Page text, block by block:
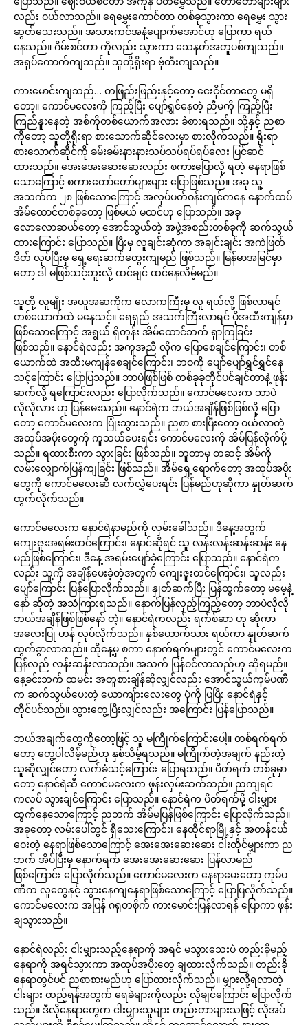
လည်း ဝယ်လာသည်။ ရေမွှေးကောင်တာ တစ်ခုသွားကာ ရေမွှေး သွား
ဆွတ်သေးသည်။ အသားကင်အနံ့ပျောက်အောင်ဟု ပြောကာ ရယ်
နေသည်။ ဂိမ်းစင်တာ ကိုလည်း သွားကာ သေနတ်အတူပစ်ကျသည်။
အရုပ်ကောက်ကျသည်။ သူတို့ရိုးရာ ဗုံတီးကျသည်။
ကားမောင်းကျသည်… တဖြည်းဖြည်းနှင့်တော့ ငေးငိုင်တာတွေ မရှိ
တော့။ ကောင်မလေးကို ကြည့်ပြီး ပျော်ရွှင်နေတဲ့ ညီမကို ကြည့်ပြီး
ကြည်နူးနေတဲ့ အစ်ကိုတစ်ယောက်အလား ခံစားရသည်။ သို့နှင့် ညစာ
ကိုတော့ သူတို့ရိုးရာ စားသောက်ဆိုင်လေးမှာ စားလိုက်သည်။ ရိုးရာ
စားသောက်ဆိုင်ကို ခမ်းခမ်းနားနားသပ်သပ်ရပ်ရပ်လေး ပြင်ဆင်
ထားသည်။ အေးအေးဆေးဆေးလည်း စကားပြောလို့ ရတဲ့ နေရာဖြစ်
သောကြောင့် စကားတော်တော်များများ ပြောဖြစ်သည်။ အခု သူ့
အသက်က ၂၈ ဖြစ်သောကြောင့် အလုပ်ပတ်ဝန်းကျင်ကနေ နောက်ထပ်
အိမ်ထောင်တစ်ခုတော့ ဖြစ်မယ် မထင်ဟု ပြောသည်။ အခု
လောလောဆယ်တော့ အောင်သွယ်တဲ့ အဖွဲ့အစည်းတစ်ခုကို ဆက်သွယ်
ထားကြောင်း ပြောသည်။ ပြီးမှ လူချင်းဆုံကာ အချင်းချင်း အကဲဖြတ်
ဒိတ် လုပ်ပြီးမှ ရှေ့ရေးဆက်တွေးကျမည် ဖြစ်သည်။ မြန်မာအမြင်မှာ
တော့ ဒါ မဖြစ်သင့်ဘူးလို့ ထင်ချင် ထင်နေလိမ့်မည်။
သူတို့ လူမျိုး အယူအဆကိုက လောကကြီးမှ လူ ရယ်လို့ ဖြစ်လာရင်
တစ်ယောက်ထဲ မနေသင့်။ ရေရှည် အသက်ကြီးလာရင် ပိုအထီးကျန်မှာ
ဖြစ်သောကြောင့် အရွယ် ရှိတုန်း အိမ်ထောင်ဘက် ရှာကြခြင်း
ဖြစ်သည်။ နောင်ရဲလည်း အကူအညီ လိုက ပြောစေချင်ကြောင်း၊ တစ်
ယောက်ထဲ အထီးမကျန်စေချင်ကြောင်း၊ ဘဝကို ပျော်ပျော်ရွှင်ရွှင်နေ
သင့်ကြောင်း ပြောပြသည်။ ဘာပဲဖြစ်ဖြစ် တစ်ခုခုတိုင်ပင်ချင်တာနဲ့ ဖုန်း
ဆက်လို့ ရကြောင်းလည်း ပြောလိုက်သည်။ ကောင်မလေးက ဘာပဲ
လိုလိုလား ဟု ပြန်မေးသည်။ နောင်ရဲက ဘယ်အချိန်ဖြစ်ဖြစ်လို့ ပြော
တော့ ကောင်မလေးက ပြုံးသွားသည်။ ညစာ စားပြီးတော့ ဝယ်လာတဲ့
အထုပ်အပိုးတွေကို ကူသယ်ပေးရင်း ကောင်မလေးကို အိမ်ပြန်လိုက်ပို့
သည်။ ရထားစီးကာ သွားခြင်း ဖြစ်သည်။ ဘူတာမှ တဆင့် အိမ်ကို
လမ်းလျှောက်ပြန်ကျခြင်း ဖြစ်သည်။ အိမ်ရှေ့ရောက်တော့ အထုပ်အပိုး
တွေကို ကောင်မလေးဆီ လက်လွှဲပေးရင်း ပြန်မည်ဟုဆိုကာ နှုတ်ဆက်
ထွက်လိုက်သည်။
ကောင်မလေးက နောင်ရဲနာမည်ကို လှမ်းခေါ်သည်။ ဒီနေ့အတွက်
ကျေးဇူးအရမ်းတင်ကြောင်း၊ နောင်ဆိုရင် သူ လန်းလန်းဆန်းဆန်း နေ
မည်ဖြစ်ကြောင်း၊ ဒီနေ့ အရမ်းပျော်ခဲ့ကြောင်း ပြောသည်။ နောင်ရဲက
လည်း သူ့ကို အချိန်ပေးခဲ့တဲ့အတွက် ကျေးဇူးတင်ကြောင်း၊ သူလည်း
ပျော်ကြောင်း ပြန်ပြောလိုက်သည်။ နှုတ်ဆက်ပြီး ပြန်ထွက်တော့ မမေ့နဲ့
နော် ဆိုတဲ့ အသံကြားရသည်။ နောက်ပြန်လှည့်ကြည့်တော့ ဘာပဲလိုလို
ဘယ်အချိန်ဖြစ်ဖြစ်နော် တဲ့။ နောင်ရဲကလည်း ရက်စ်ဆာ ဟု ဆိုကာ
အလေးပြု ဟန် လုပ်လိုက်သည်။ နှစ်ယောက်သား ရယ်ကာ နှုတ်ဆက်
ထွက်ခွာလာသည်။ ထိုနေ့မှ စကာ နောက်ရက်များတွင် ကောင်မလေးက
ပြန်လည် လန်းဆန်းလာသည်။ အသက် ပြန်ဝင်လာသည်ဟု ဆိုရမည်။
နေ့ခင်းဘက် ထမင်း အတူစားချိန်ဆိုလျှင်လည်း အောင်သွယ်ကုမ်ပဏီ
က ဆက်သွယ်ပေးတဲ့ ယောကျ်ားလေးတွေ ပုံကို ပြပြီး နောင်ရဲနှင့်
တိုင်ပင်သည်။ သွားတွေ့ပြီးလျှင်လည်း အကြောင်း ပြန်ပြောသည်။
ဘယ်အချက်တွေကိုတော့ဖြင့် သူ မကြိုက်ကြောင်းပေါ့။ တစ်ရက်ရက်
တော့ တွေ့ပါလိမ့်မည်ဟု နှစ်သိမ့်ရသည်။ မကြိုက်တဲ့အချက် နည်းတဲ့
သူဆိုလျှင်တော့ လက်ခံသင့်ကြောင်း ပြောရသည်။ ပိတ်ရက် တစ်ခုမှာ
တော့ နောင်ရဲဆီ ကောင်မလေးက ဖုန်းလှမ်းဆက်သည်။ ညကျရင်
ကလပ် သွားချင်ကြောင်း ပြောသည်။ နောင်ရဲက ပိတ်ရက်မို့ ငါးမျှား
ထွက်နေသောကြောင့် ညဘက် အိမ်မပြန်ဖြစ်ကြောင်း ပြောလိုက်သည်။
အခုတော့ လမ်းပေါ်တွင် ရှိသေးကြောင်း၊ နေထိုင်ရာမြို့နှင့် အတန်ငယ်
ဝေးတဲ့ နေရာဖြစ်သောကြောင့် အေးအေးဆေးဆေး ငါးထိုင်မျှားကာ ည
ဘက် အိပ်ပြီးမှ နောက်ရက် အေးအေးဆေးဆေး ပြန်လာမည်
ဖြစ်ကြောင်း ပြောလိုက်သည်။ ကောင်မလေးက နေရာမေးတော့ ကုမ်ပ
ဏီက လူတွေနှင့် သွားနေကျနေရာဖြစ်သောကြောင့် ပြောပြလိုက်သည်။
ကောင်မလေးက အပြန် ဂရုတစိုက် ကားမောင်းပြန်လာရန် ပြောကာ ဖုန်း
ချသွားသည်။
နောင်ရဲလည်း ငါးမျှားသည့်နေရာကို အရင် မသွားသေးပဲ တည်းခိုမည့်
နေရာကို အရင်သွားကာ အထုပ်အပိုးတွေ ချထားလိုက်သည်။ တည်းခို
နေရာတွင်ပင် ညစာစားမည်ဟု ပြောထားလိုက်သည်။ မျှားလို့ရလာတဲ့
ငါးများ ထည့်ရန်အတွက် ရေခဲများကိုလည်း လိုချင်ကြောင်း ပြောလိုက်
သည်။ ဒီလိုနေရာတွေက ငါးမျှားသူများ တည်းတာများသဖြင့် လိုအပ်